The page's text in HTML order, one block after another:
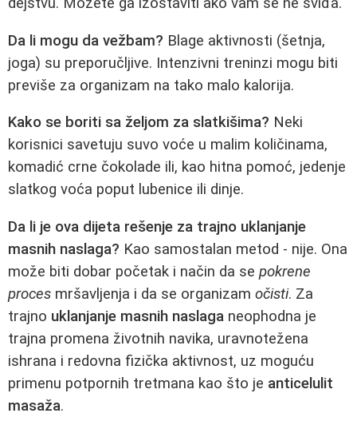
Da li mogu da vežbam? Blage aktivnosti (šetnja,
joga) su preporučljive. Intenzivni treninzi mogu biti
previše za organizam na tako malo kalorija.
Kako se boriti sa željom za slatkišima? Neki
korisnici savetuju suvo voće u malim količinama,
komadić crne čokolade ili, kao hitna pomoć, jedenje
slatkog voća poput lubenice ili dinje.
Da li je ova dijeta rešenje za trajno uklanjanje
masnih naslaga? Kao samostalan metod - nije. Ona
može biti dobar početak i način da se pokrene
proces mršavljenja i da se organizam očisti. Za
trajno uklanjanje masnih naslaga neophodna je
trajna promena životnih navika, uravnotežena
ishrana i redovna fizička aktivnost, uz moguću
primenu potpornih tretmana kao što je anticelulit
masaža.